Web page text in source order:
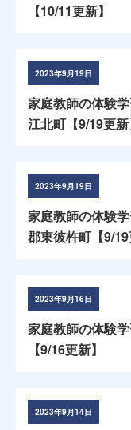
【10/11更新】
2023年9月19日
家庭教師の体験
江北町【9/19更新
2023年9月19日
家庭教師の体験
郡東彼杵町【9/19
2023年9月16日
家庭教師の体験
【9/16更新】
2023年9月14日